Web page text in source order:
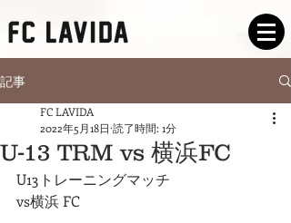
記事
U-13 TRM vs 横浜FC
FC LAVIDA
2022年5月18日 読了時間: 1分
U13トレーニングマッチ
vs横浜 FC